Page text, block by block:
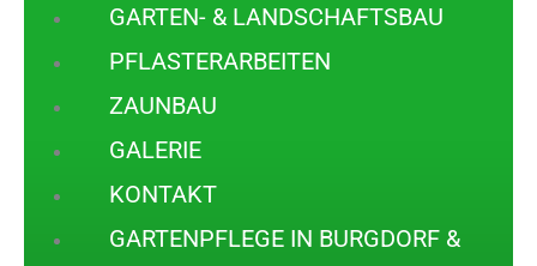
GARTEN- & LANDSCHAFTSBAU
PFLASTERARBEITEN
ZAUNBAU
GALERIE
KONTAKT
GARTENPFLEGE IN BURGDORF &